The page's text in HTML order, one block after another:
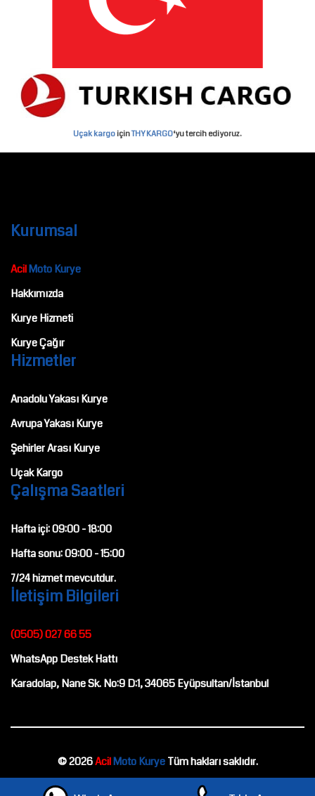
Uçak kargoiçinTHY KARGO‘yu tercih ediyoruz.
Kurumsal
AcilMoto Kurye
Hakkımızda
Kurye Hizmeti
Kurye Çağır
Hizmetler
Anadolu Yakası Kurye
Avrupa Yakası Kurye
Şehirler Arası Kurye
Uçak Kargo
Çalışma Saatleri
Hafta içi:09:00-18:00
Hafta sonu:09:00-15:00
7/24hizmet mevcutdur.
İletişim Bilgileri
(0505) 027 66 55
WhatsApp Destek Hattı
Karadolap, Nane Sk. No:9 D:1, 34065 Eyüpsultan/İstanbul
© 2026AcilMoto Kurye Tüm hakları saklıdır.
WordPress